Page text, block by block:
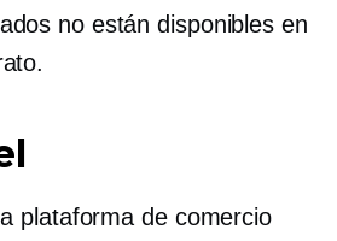
no están disponibles en
plataforma de comercio